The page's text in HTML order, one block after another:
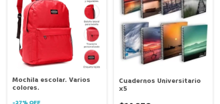
Mochila escolar. Varios
colores.
Cuadernos Universitario
x5